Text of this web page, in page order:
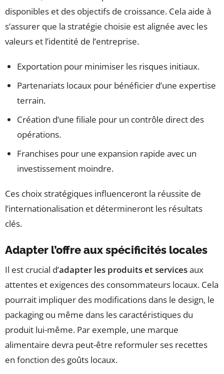
disponibles et des objectifs de croissance. Cela aide à
s’assurer que la stratégie choisie est alignée avec les
valeurs et l’identité de l’entreprise.
Exportation pour minimiser les risques initiaux.
Partenariats locaux pour bénéficier d’une expertise
terrain.
Création d’une filiale pour un contrôle direct des
opérations.
Franchises pour une expansion rapide avec un
investissement moindre.
Ces choix stratégiques influenceront la réussite de
l’internationalisation et détermineront les résultats
clés.
Adapter l’offre aux spécificités locales
Il est crucial d’adapter les produits et servicesaux
attentes et exigences des consommateurs locaux. Cela
pourrait impliquer des modifications dans le design, le
packaging ou même dans les caractéristiques du
produit lui-même. Par exemple, une marque
alimentaire devra peut-être reformuler ses recettes
en fonction des goûts locaux.